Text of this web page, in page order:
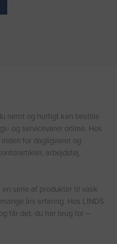
nemt og hurtigt kan bestille
og servicevarer online. Hos
for dagligvarer og
arbejdstøj,
serie af produkter til vask
års erfaring. Hos LINDS
får det, du har brug for –